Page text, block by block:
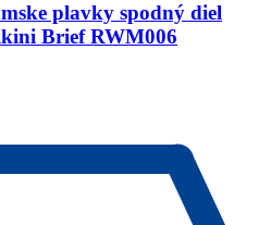
plavky spodný diel
Brief RWM006